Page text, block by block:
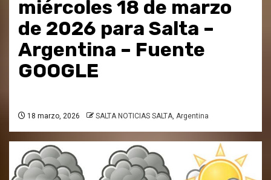
miércoles 18 de marzo
de 2026 para Salta –
Argentina – Fuente
GOOGLE
18 marzo, 2026 SALTA NOTICIAS SALTA, Argentina